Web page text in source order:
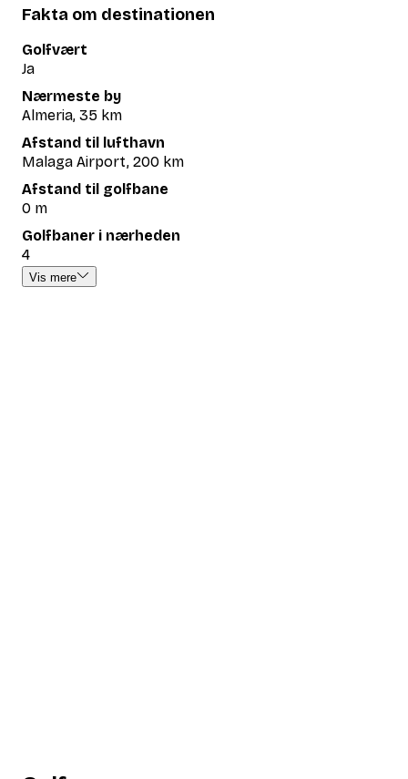
Fakta om destinationen
Golfvært
Ja
Nærmeste by
Almeria, 35 km
Afstand til lufthavn
Malaga Airport, 200 km
Afstand til golfbane
0 m
Golfbaner i nærheden
4
Vis mere